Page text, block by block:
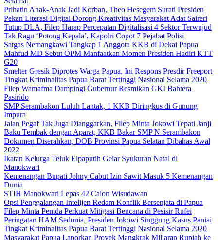
Prihatin Anak-Anak Jadi Korban, Theo Hesegem Surati Presiden
Pekan Literasi Digital Dorong Kreativitas Masyarakat Adat Saireri
Tutup DLA, Filep Harap Percepatan Digitalisasi 4 Sektor Terwujud
Tak Ragu ‘Potong Kepala’, Kapolri Copot 7 Pejabat Polisi
Satgas Nemangkawi Tangkap 1 Anggota KKB di Dekai Papua
Mahfud MD Sebut OPM Manfaatkan Momen Presiden Hadiri KTT
G20
Smelter Gresik Diprotes Warga Papua, Ini Respons Presdir Freeport
Tingkat Kriminalitas Papua Barat Tertinggi Nasional Selama 2020
Filep Wamafma Dampingi Gubernur Resmikan GKI Bahtera
Pasirido
SMP Serambakon Luluh Lantak, 1 KKB Diringkus di Gunung
Impura
Jalan Pegaf Tak Juga Dianggarkan, Filep Minta Jokowi Tepati Janji
Baku Tembak dengan Aparat, KKB Bakar SMP N Serambakon
Dokumen Diserahkan, DOB Provinsi Papua Selatan Dibahas Awal
2022
Ikatan Kelurga Teluk Elpaputih Gelar Syukuran Natal di
Manokwari
Kemenangan Bupati Johny Cabut Izin Sawit Masuk 5 Kemenangan
Dunia
STIH Manokwari Lepas 42 Calon Wisudawan
Opsi Penggalangan Intelijen Redam Konflik Bersenjata di Papua
Filep Minta Pemda Perkuat Mitigasi Bencana di Pesisir Rufei
Peringatan HAM Sedunia, Presiden Jokowi Singgung Kasus Paniai
Tingkat Kriminalitas Papua Barat Tertinggi Nasional Selama 2020
Masyarakat Papua Laporkan Proyek Mangkrak Miliaran Rupiah ke